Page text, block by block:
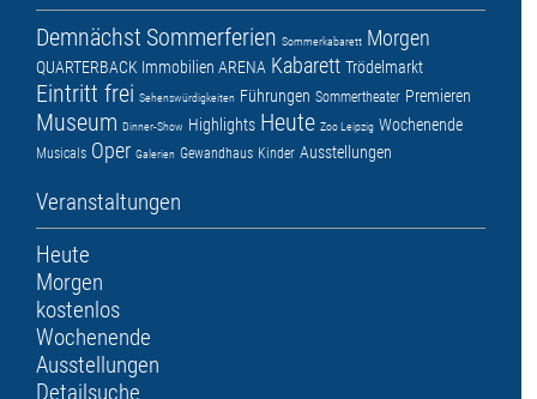
Demnächst Sommerferien Sommerkabarett Morgen
QUARTERBACK Immobilien ARENA Kabarett Trödelmarkt
Eintritt frei Sehenswürdigkeiten Führungen Sommertheater Premieren
Museum Dinner-Show Highlights Heute Zoo Leipzig Wochenende
Musicals Oper Galerien Gewandhaus Kinder Ausstellungen
Veranstaltungen
Heute
Morgen
kostenlos
Wochenende
Ausstellungen
Detailsuche